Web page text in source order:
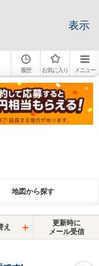
表示
履歴 お気に入り メニュー
地図から探す
え
更新時に
メール受信